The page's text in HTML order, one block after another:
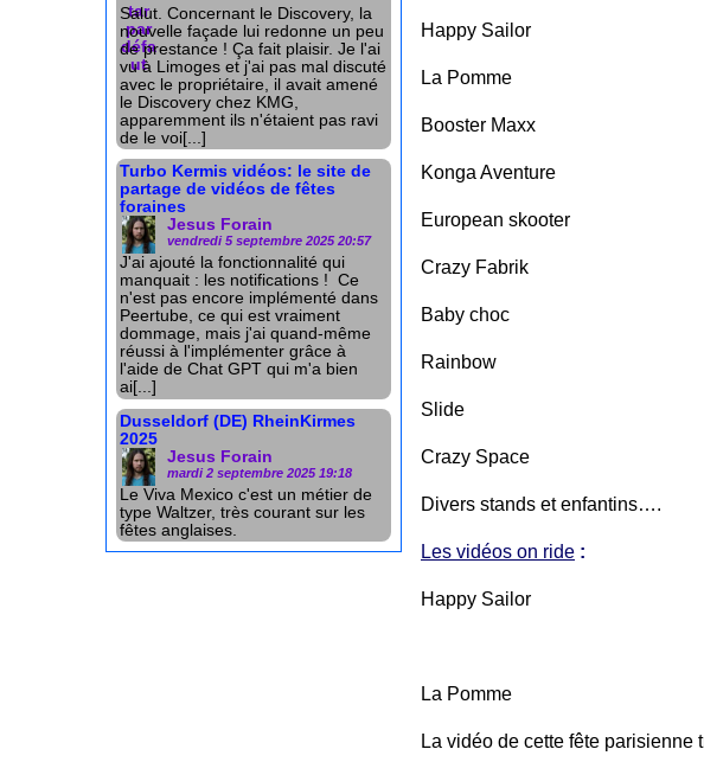
Salut. Concernant le Discovery, la
nouvelle façade lui redonne un peu
de prestance ! Ça fait plaisir. Je l'ai
vu à Limoges et j'ai pas mal discuté
avec le propriétaire, il avait amené
le Discovery chez KMG,
apparemment ils n'étaient pas ravi
de le voi[...]
Turbo Kermis vidéos: le site de
partage de vidéos de fêtes
foraines
Jesus Forain
vendredi 5 septembre 2025 20:57
J'ai ajouté la fonctionnalité qui
manquait : les notifications ! Ce
n'est pas encore implémenté dans
Peertube, ce qui est vraiment
dommage, mais j'ai quand-même
réussi à l'implémenter grâce à
l'aide de Chat GPT qui m'a bien
ai[...]
Dusseldorf (DE) RheinKirmes
2025
Jesus Forain
mardi 2 septembre 2025 19:18
Le Viva Mexico c'est un métier de
type Waltzer, très courant sur les
fêtes anglaises.
Happy Sailor
La Pomme
Booster Maxx
Konga Aventure
European skooter
Crazy Fabrik
Baby choc
Rainbow
Slide
Crazy Space
Divers stands et enfantins….
Les vidéos on ride :
Happy Sailor
La Pomme
La vidéo de cette fête parisienne